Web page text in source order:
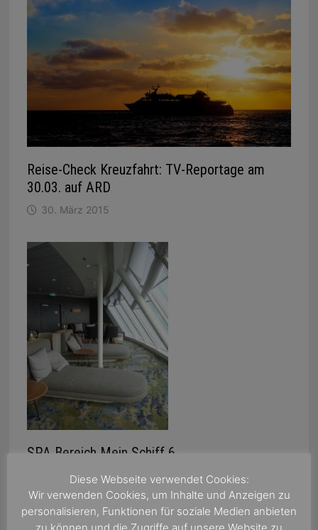
Reise-Check Kreuzfahrt: TV-Reportage am
30.03. auf ARD
30. März 2015
SPA Bereich Mein Schiff 6
6. September 2017
Diese Webseite verwendet Cookies:
Wir verwenden Cookies, um Inhalte und Anzeigen zu
personalisieren, Funktionen für soziale Medien anbieten